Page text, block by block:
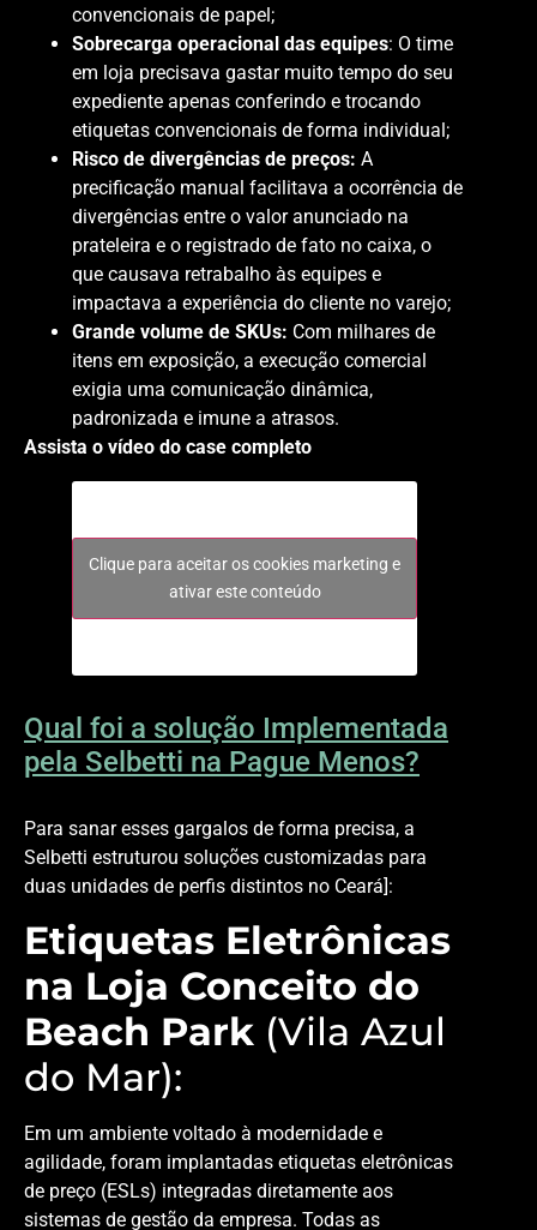
convencionais de papel;
Sobrecarga operacional das equipes: O time
em loja precisava gastar muito tempo do seu
expediente apenas conferindo e trocando
etiquetas convencionais de forma individual;
Risco de divergências de preços: A
precificação manual facilitava a ocorrência de
divergências entre o valor anunciado na
prateleira e o registrado de fato no caixa, o
que causava retrabalho às equipes e
impactava a experiência do cliente no varejo;
Grande volume de SKUs: Com milhares de
itens em exposição, a execução comercial
exigia uma comunicação dinâmica,
padronizada e imune a atrasos.
Assista o vídeo do case completo
Clique para aceitar os cookies marketing e
ativar este conteúdo
Qual foi a solução Implementada
pela Selbetti na Pague Menos?
Para sanar esses gargalos de forma precisa, a
Selbetti estruturou soluções customizadas para
duas unidades de perfis distintos no Ceará]:
Etiquetas Eletrônicas
na Loja Conceito do
Beach Park (Vila Azul
do Mar):
Em um ambiente voltado à modernidade e
agilidade, foram implantadas etiquetas eletrônicas
de preço (ESLs) integradas diretamente aos
sistemas de gestão da empresa. Todas as